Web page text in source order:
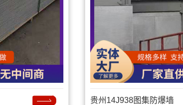
贵州14J938图集防爆墙